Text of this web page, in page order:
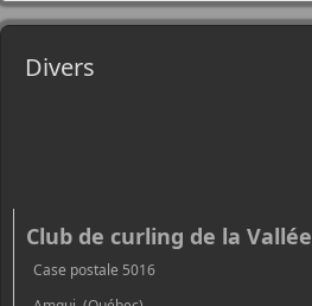
Divers
Club de curling de la Vallée
Case postale 5016